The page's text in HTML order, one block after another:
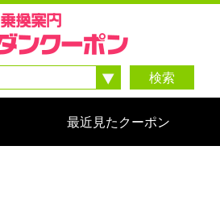
検索
最近見たクーポン